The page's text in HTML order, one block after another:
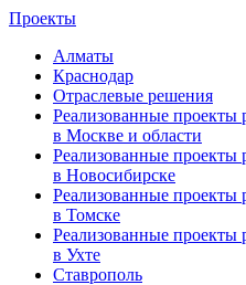
Проекты
Алматы
Краснодар
Отраслевые решения
Реализованные проекты
в Москве и области
Реализованные проекты
в Новосибирске
Реализованные проекты
в Томске
Реализованные проекты
в Ухте
Ставрополь